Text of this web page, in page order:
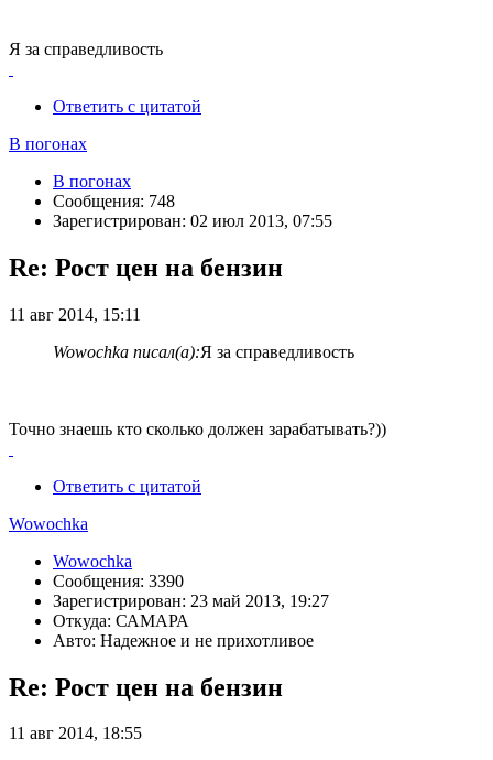
Я за справедливость
Ответить с цитатой
В погонах
В погонах
Сообщения: 748
Зарегистрирован: 02 июл 2013, 07:55
Re: Рост цен на бензин
11 авг 2014, 15:11
Wowochka писал(а):Я за справедливость
Точно знаешь кто сколько должен зарабатывать?))
Ответить с цитатой
Wowochka
Wowochka
Сообщения: 3390
Зарегистрирован: 23 май 2013, 19:27
Откуда: САМАРА
Авто: Надежное и не прихотливое
Re: Рост цен на бензин
11 авг 2014, 18:55